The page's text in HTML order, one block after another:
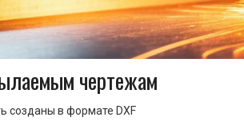
чертежам
созданы в формате DXF